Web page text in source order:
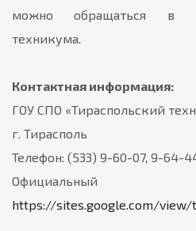
можно обращаться в
техникума.
Контактная информация:
ГОУ СПО «Тираспольский
г. Тирасполь
Телефон: (533) 9-60-07, 9-64-
https://sites.google.com/view/